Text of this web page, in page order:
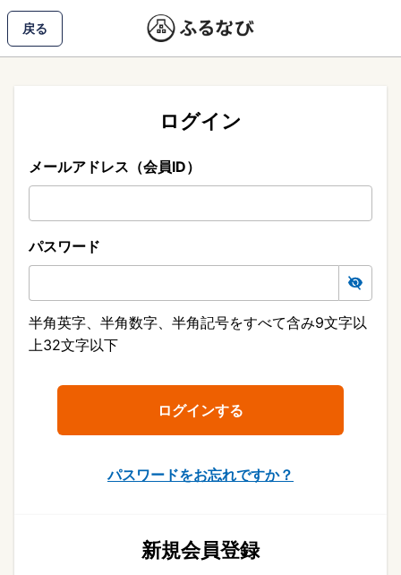
戻る
ログイン
メールアドレス（会員ID）
パスワード
半角英字、半角数字、半角記号をすべて含み9文字以
上32文字以下
パスワードをお忘れですか？
新規会員登録